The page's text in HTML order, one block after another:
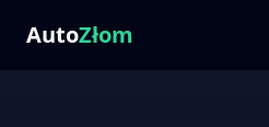
AutoZłom